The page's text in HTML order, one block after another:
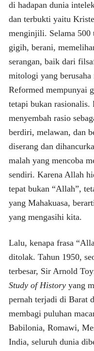
di hadapan dunia
dan terbukti yaitu
menginjili. Selama 500
gigih, berani,
serangan, baik dari
mitologi yang berusaha
Reformed mempunyai
tetapi bukan
menyembah rasio
berdiri, melawan, dan
diserang dan
malah yang mencoba
sendiri. Karena Allah
tepat bukan “Allah”,
yang Mahakuasa,
yang mengasihi kita.
Lalu, kenapa frasa
ditolak. Tahun 1950,
terbesar, Sir Arnold
Study of Historyyang
pernah terjadi di Barat
membagi puluhan
Babilonia, Romawi,
India, seluruh dunia